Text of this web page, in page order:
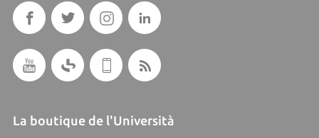
La boutique de l'Università